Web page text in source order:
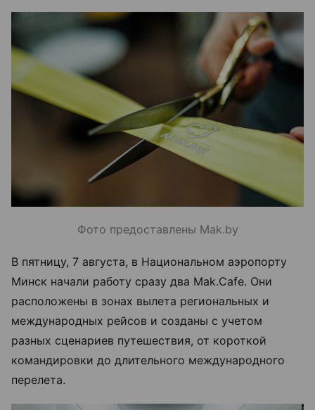
Фото предоставлены Mak.by
В пятницу, 7 августа, в Национальном аэропорту
Минск начали работу сразу два Mak.Cafe. Они
расположены в зонах вылета региональных и
международных рейсов и созданы с учетом
разных сценариев путешествия, от короткой
командировки до длительного международного
перелета.